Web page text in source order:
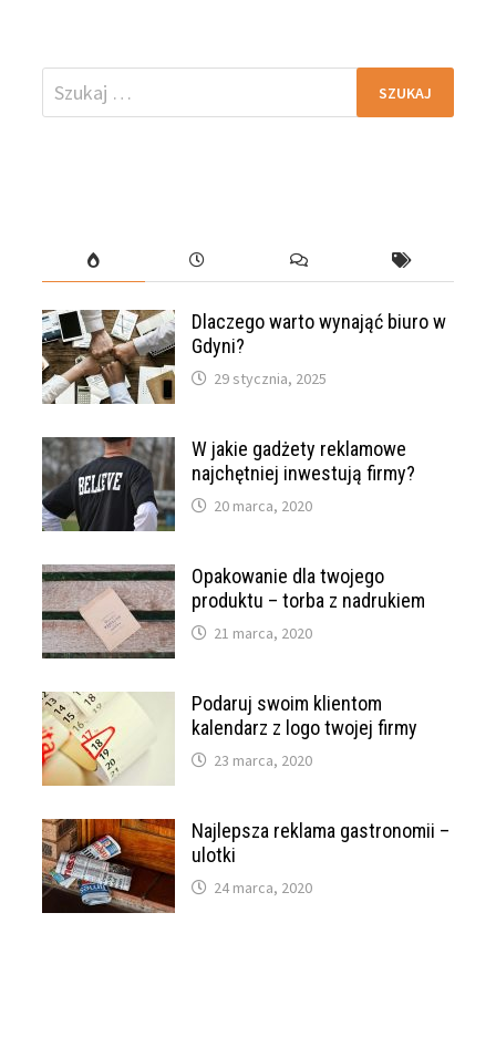
Szukaj:
Dlaczego warto wynająć biuro w
Gdyni?
29 stycznia, 2025
W jakie gadżety reklamowe
najchętniej inwestują firmy?
20 marca, 2020
Opakowanie dla twojego
produktu – torba z nadrukiem
21 marca, 2020
Podaruj swoim klientom
kalendarz z logo twojej firmy
23 marca, 2020
Najlepsza reklama gastronomii –
ulotki
24 marca, 2020